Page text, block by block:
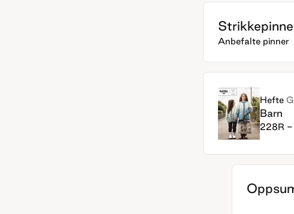
Anbefalte pinner
Hefte
Barn
228R -